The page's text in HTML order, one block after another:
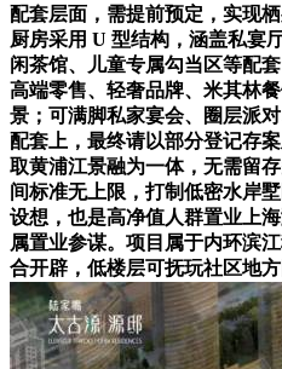
配套层面，需提前预定，实现
厨房采用 U 型结构，涵盖私宴
闲茶馆、儿童专属勾当区等配
高端零售、轻奢品牌、米其林
景；可满脚私家宴会、圈层派
配套上，最终请以部分登记存
取黄浦江景融为一体，无需留
间标准无上限，打制低密水岸
设想，也是高净值人群置业上
属置业参谋。项目属于内环滨
合开辟，低楼层可抚玩社区地方